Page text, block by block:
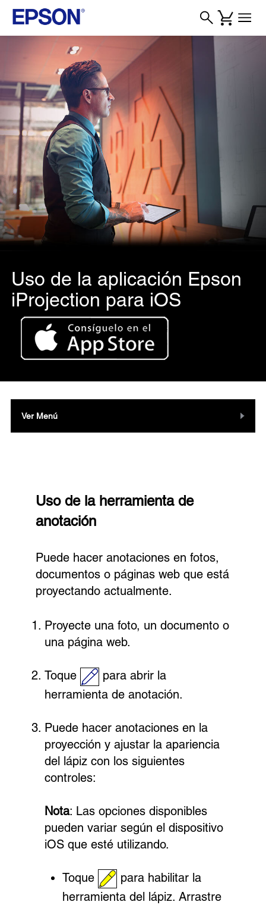
Uso de la aplicación Epson
iProjection para iOS
Ver Menú
Uso de la herramienta de
anotación
Puede hacer anotaciones en fotos,
documentos o páginas web que está
proyectando actualmente.
Proyecte una foto, un documento o
una página web.
Toque
para abrir la
herramienta de anotación.
Puede hacer anotaciones en la
proyección y ajustar la apariencia
del lápiz con los siguientes
controles:
Nota: Las opciones disponibles
pueden variar según el dispositivo
iOS que esté utilizando.
Toque
para habilitar la
herramienta del lápiz. Arrastre